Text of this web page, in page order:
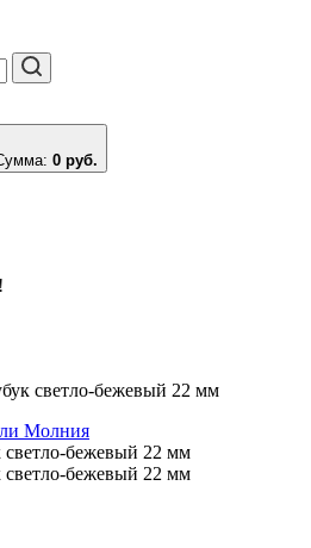
0 руб.
светло-бежевый 22 мм
Молния